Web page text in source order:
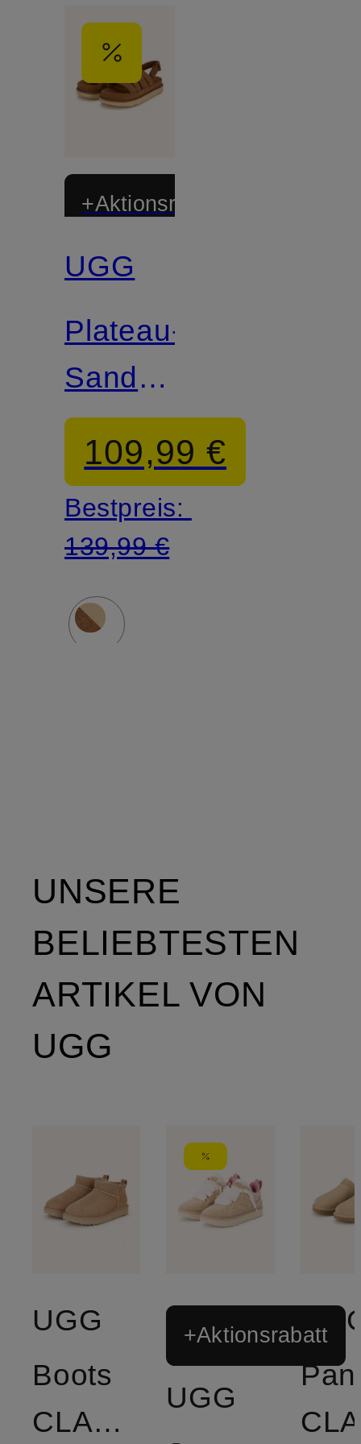
+Aktionsrabatt
UGG
Plateau-
Sandalen
GOLDENSTAR
GLEAM
109,99 €
Bestpreis:
139,99 €
UNSERE
BELIEBTESTEN
ARTIKEL VON
UGG
UGG
Boots
CLASSIC
+Aktionsrabatt
UGG